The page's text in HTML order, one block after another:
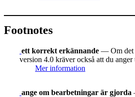
Footnotes
ett korrekt erkännande — Om det
version 4.0 kräver också att du
Mer information
ange om bearbetningar är gjorda